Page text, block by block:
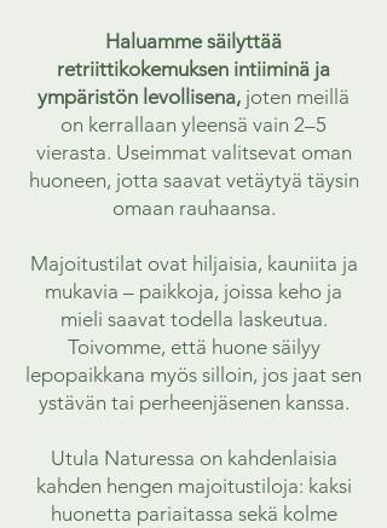
Haluamme säilyttää
retriittikokemuksen intiiminä ja
ympäristön levollisena, joten meillä
on kerrallaan yleensä vain 2–5
vierasta. Useimmat valitsevat oman
huoneen, jotta saavat vetäytyä täysin
omaan rauhaansa.
Majoitustilat ovat hiljaisia, kauniita ja
mukavia – paikkoja, joissa keho ja
mieli saavat todella laskeutua.
Toivomme, että huone säilyy
lepopaikkana myös silloin, jos jaat sen
ystävän tai perheenjäsenen kanssa.
Utula Naturessa on kahdenlaisia
kahden hengen majoitustiloja: kaksi
huonetta pariaitassa sekä kolme